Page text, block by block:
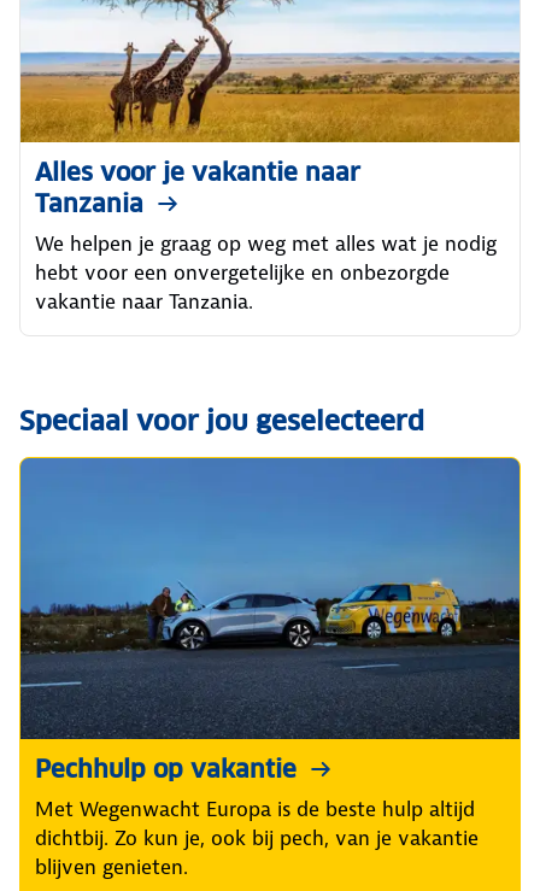
Alles voor je vakantie naar
Tanzania
We helpen je graag op weg met alles wat je nodig
hebt voor een onvergetelijke en onbezorgde
vakantie naar Tanzania.
Speciaal voor jou geselecteerd
Pechhulp op vakantie
Met Wegenwacht Europa is de beste hulp altijd
dichtbij. Zo kun je, ook bij pech, van je vakantie
blijven genieten.